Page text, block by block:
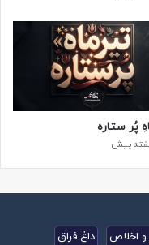
پُر ستاره
و اخلاص
داغ فراق